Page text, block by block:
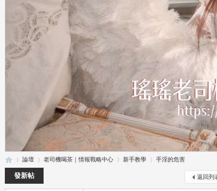
論壇 老司機喝茶｜情報戰略中心 新手教學 手淫的危害
返回列
發新帖